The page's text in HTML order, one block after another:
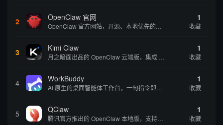
2 OpenClaw 官网 1
收藏
3 Kimi Claw 1
收藏
4 WorkBuddy 1
收藏
5 QClaw 1
收藏